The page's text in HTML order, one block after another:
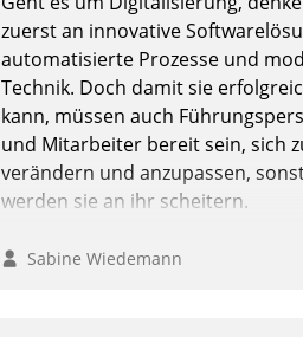
Andreas Lerchner
zuerst an innovative
automatisierte Prozesse und
Technik. Doch damit sie
kann, müssen auch
und Mitarbeiter bereit sein, sich
verändern und anzupassen,
werden sie an ihr scheitern.
Sabine Wiedemann